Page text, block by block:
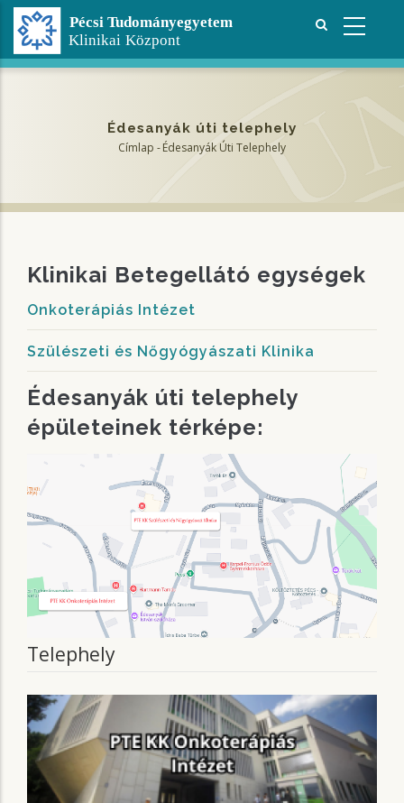
Ugrás
tartalomra
Édesanyák úti telephely
Címlap -Édesanyák Úti Telephely
Klinikai Betegellátó egységek
Onkoterápiás Intézet
Szülészeti és Nőgyógyászati Klinika
Édesanyák úti telephely
épületeinek térképe:
Telephely